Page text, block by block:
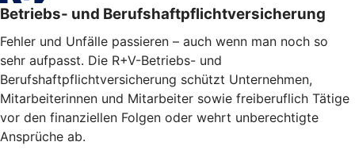
Betriebs- und Berufshaftpflichtversicherung
Fehler und Unfälle passieren – auch wenn man noch so
sehr aufpasst. Die R+V-Betriebs- und
Berufshaftpflichtversicherung schützt Unternehmen,
Mitarbeiterinnen und Mitarbeiter sowie freiberuflich Tätige
vor den finanziellen Folgen oder wehrt unberechtigte
Ansprüche ab.